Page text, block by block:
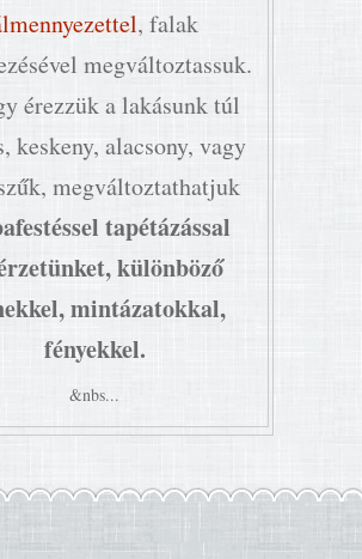
, falak
megváltoztassuk.
érezzük a lakásunk túl
keskeny, alacsony, vagy
megváltoztathatjuk
tapétázással
különböző
mintázatokkal,
fényekkel.
&nbs...